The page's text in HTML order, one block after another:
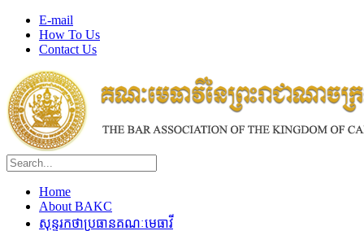
E-mail
How To Us
Contact Us
Home
About BAKC
សុន្ទរកថាប្រធានគណៈមេធាវី